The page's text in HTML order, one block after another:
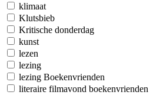
klimaat
Klutsbieb
Kritische donderdag
kunst
lezen
lezing
lezing Boekenvrienden
literaire filmavond boekenvrienden